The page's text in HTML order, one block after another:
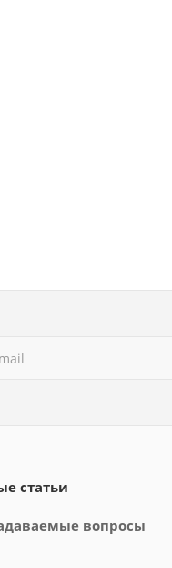
статьи
вопросы